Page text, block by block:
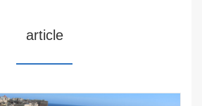
article